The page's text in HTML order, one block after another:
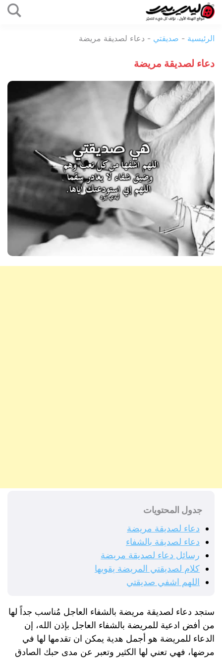
بيرد
الرئيسية - صديقتي - دعاء لصديقة مريضة
دعاء لصديقة مريضة
جدول المحتويات
دعاء لصديقة مريضة
دعاء لصديقة بالشفاء
رسائل دعاء لصديقة مريضة
كلام لصديقتي المريضة يقويها
اللهم اشفي صديقتي
ستجد دعاء لصديقة مريضة بالشفاء العاجل مُناسب جداً لها
من أفض ادعية للمريضة بالشفاء العاجل بإذن الله، إن
الدعاء للمريضة هو أجمل هدية يمكن ان تقدمها لها في
مرضها، فهي تعني لها الكثير وتعبر عن مدى حبك الصادق